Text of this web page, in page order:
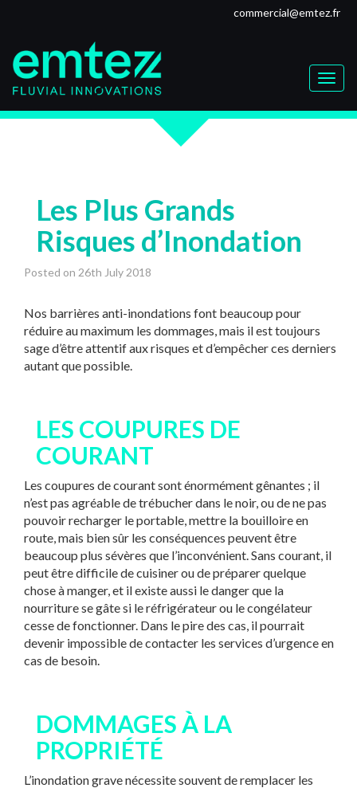
commercial@emtez.fr
Les Plus Grands
Risques d’Inondation
Posted on 26th July 2018
Nos barrières anti-inondations font beaucoup pour
réduire au maximum les dommages, mais il est toujours
sage d’être attentif aux risques et d’empêcher ces derniers
autant que possible.
LES COUPURES DE
COURANT
Les coupures de courant sont énormément gênantes ; il
n’est pas agréable de trébucher dans le noir, ou de ne pas
pouvoir recharger le portable, mettre la bouilloire en
route, mais bien sûr les conséquences peuvent être
beaucoup plus sévères que l’inconvénient. Sans courant, il
peut être difficile de cuisiner ou de préparer quelque
chose à manger, et il existe aussi le danger que la
nourriture se gâte si le réfrigérateur ou le congélateur
cesse de fonctionner. Dans le pire des cas, il pourrait
devenir impossible de contacter les services d’urgence en
cas de besoin.
DOMMAGES À LA
PROPRIÉTÉ
L’inondation grave nécessite souvent de remplacer les